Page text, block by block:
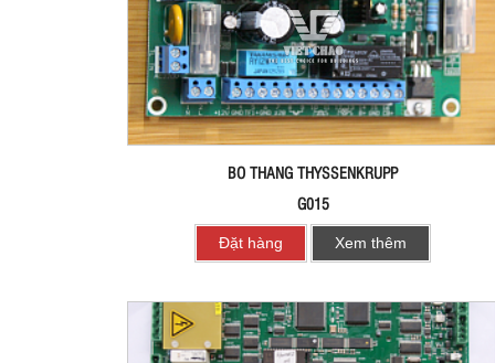
BO THANG THYSSENKRUPP
G015
Đặt hàng Xem thêm